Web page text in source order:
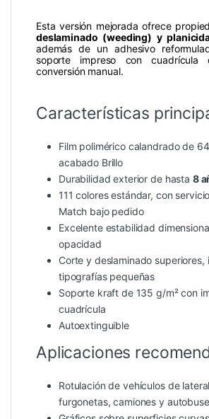
Esta versión mejorada ofrece
deslaminado (weeding) y
además de un adhesivo
soporte impreso con cuadrícula
conversión manual.
Características
Film polimérico calandrado de
acabado Brillo
Durabilidad exterior de hasta 8
111 colores estándar, con
Match bajo pedido
Excelente estabilidad
opacidad
Corte y deslaminado superiores,
tipografías pequeñas
Soporte kraft de 135 g/m² con
cuadrícula
Autoextinguible
Aplicaciones
Rotulación de vehículos de
furgonetas, camiones y